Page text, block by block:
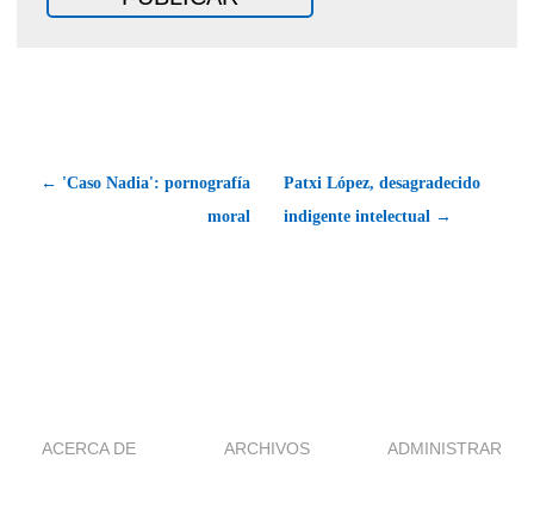
← 'Caso Nadia': pornografía
moral
Patxi López, desagradecido
indigente intelectual →
ACERCA DE ARCHIVOS ADMINISTRAR